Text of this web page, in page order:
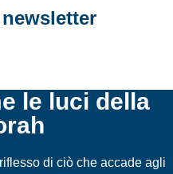
le luci della
di ciò che accade agli